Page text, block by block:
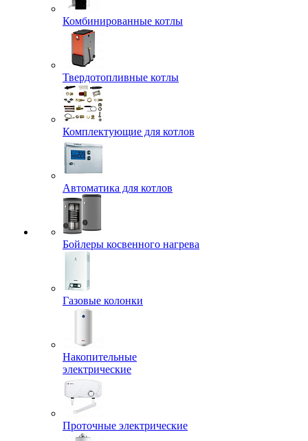
Комбинированные котлы
Твердотопливные котлы
Комплектующие для котлов
Автоматика для котлов
Бойлеры косвенного нагрева
Газовые колонки
Накопительные
электрические
Проточные электрические